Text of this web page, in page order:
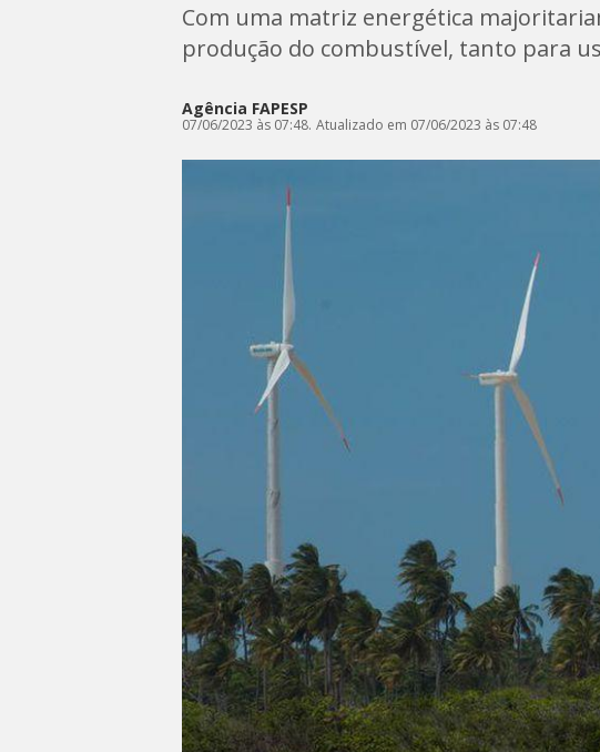
Com uma matriz energética
produção do combustível, tanto para
Agência FAPESP
07/06/2023 às 07:48. Atualizado em 07/06/2023 às 07:48